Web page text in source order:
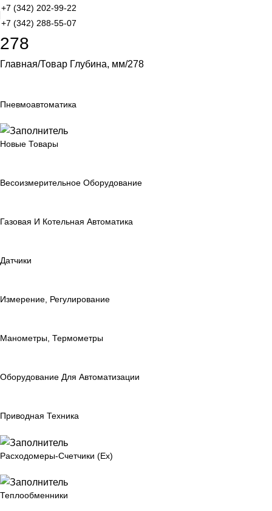
+7 (342) 202-99-22
+7 (342) 288-55-07
278
Главная Товар Глубина, мм 278
Пневмоавтоматика
Новые Товары
Весоизмерительное Оборудование
Газовая И Котельная Автоматика
Датчики
Измерение, Регулирование
Манометры, Термометры
Оборудование Для Автоматизации
Приводная Техника
Расходомеры-Счетчики (Ex)
Теплообменники